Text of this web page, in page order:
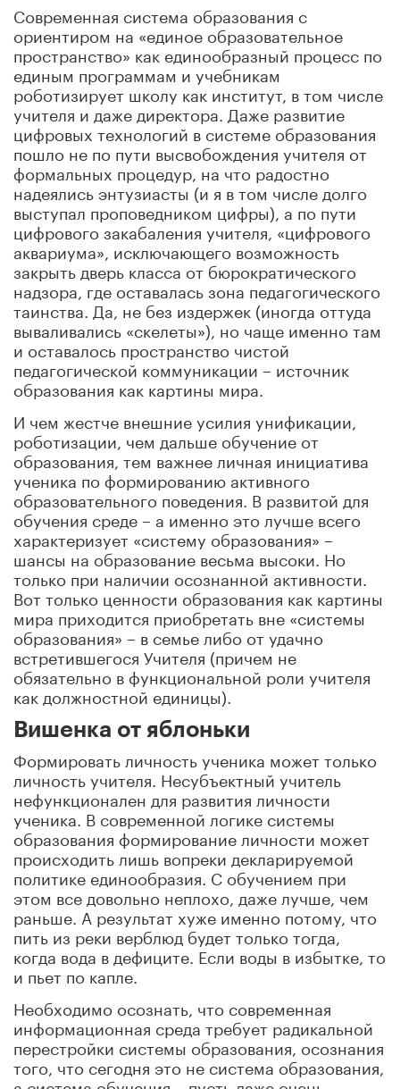
Современная система образования с
ориентиром на «единое образовательное
пространство» как единообразный процесс по
единым программам и учебникам
роботизирует школу как институт, в том числе
учителя и даже директора. Даже развитие
цифровых технологий в системе образования
пошло не по пути высвобождения учителя от
формальных процедур, на что радостно
надеялись энтузиасты (и я в том числе долго
выступал проповедником цифры), а по пути
цифрового закабаления учителя, «цифрового
аквариума», исключающего возможность
закрыть дверь класса от бюрократического
надзора, где оставалась зона педагогического
таинства. Да, не без издержек (иногда оттуда
вываливались «скелеты»), но чаще именно там
и оставалось пространство чистой
педагогической коммуникации – источник
образования как картины мира.
И чем жестче внешние усилия унификации,
роботизации, чем дальше обучение от
образования, тем важнее личная инициатива
ученика по формированию активного
образовательного поведения. В развитой для
обучения среде – а именно это лучше всего
характеризует «систему образования» –
шансы на образование весьма высоки. Но
только при наличии осознанной активности.
Вот только ценности образования как картины
мира приходится приобретать вне «системы
образования» – в семье либо от удачно
встретившегося Учителя (причем не
обязательно в функциональной роли учителя
как должностной единицы).
Вишенка от яблоньки
Формировать личность ученика может только
личность учителя. Несубъектный учитель
нефункционален для развития личности
ученика. В современной логике системы
образования формирование личности может
происходить лишь вопреки декларируемой
политике единообразия. С обучением при
этом все довольно неплохо, даже лучше, чем
раньше. А результат хуже именно потому, что
пить из реки верблюд будет только тогда,
когда вода в дефиците. Если воды в избытке, то
и пьет по капле.
Необходимо осознать, что современная
информационная среда требует радикальной
перестройки системы образования, осознания
того, что сегодня это не система образования,